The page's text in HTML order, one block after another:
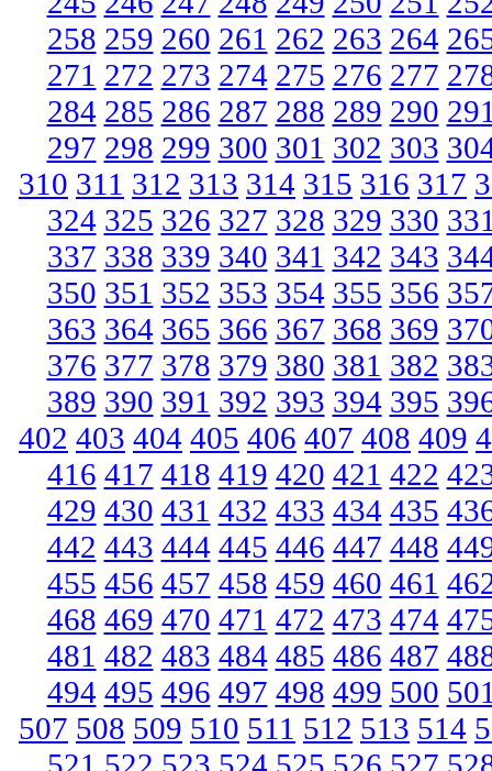
258 259 260 261 262 263 264
271 272 273 274 275 276 277
284 285 286 287 288 289 290
297 298 299 300 301 302 303
310 311 312 313 314 315 316 317
324 325 326 327 328 329 330
337 338 339 340 341 342 343
350 351 352 353 354 355 356
363 364 365 366 367 368 369
376 377 378 379 380 381 382
389 390 391 392 393 394 395
402 403 404 405 406 407 408 409
416 417 418 419 420 421 422
429 430 431 432 433 434 435
442 443 444 445 446 447 448
455 456 457 458 459 460 461
468 469 470 471 472 473 474
481 482 483 484 485 486 487
494 495 496 497 498 499 500
507 508 509 510 511 512 513 514